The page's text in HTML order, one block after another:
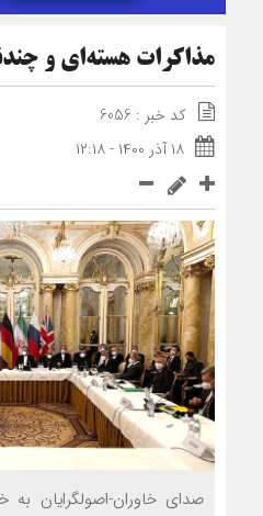
مذاکرات هسته‌ای و
کد خبر : 6056
۱۸ آذر ۱۴۰۰ - ۱۲:۱۸
صدای خاوران-اصولگرايان به